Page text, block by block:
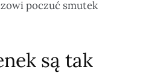
poczuć smutek
są tak